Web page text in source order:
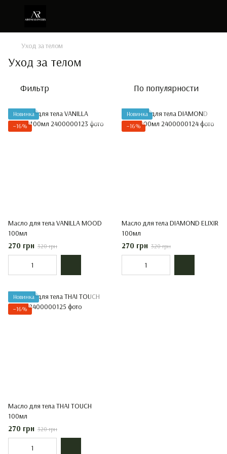
Уход за телом
Уход за телом
Фильтр По популярности
Новинка
−16%
Масло для тела VANILLA MOOD
100мл
270 грн 320 грн
Новинка
−16%
Масло для тела DIAMOND ELIXIR
100мл
270 грн 320 грн
Новинка
−16%
Масло для тела THAI TOUCH
100мл
270 грн 320 грн